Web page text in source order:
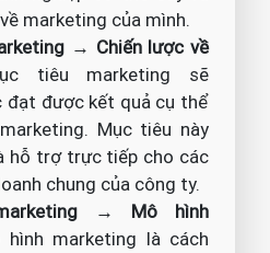
marketing của mình.
→ Chiến lược về
tiêu marketing sẽ
đạt được kết quả cụ thể
Mục tiêu này
hỗ trợ trực tiếp cho các
chung của công ty.
→ Mô hình
hình marketing là cách